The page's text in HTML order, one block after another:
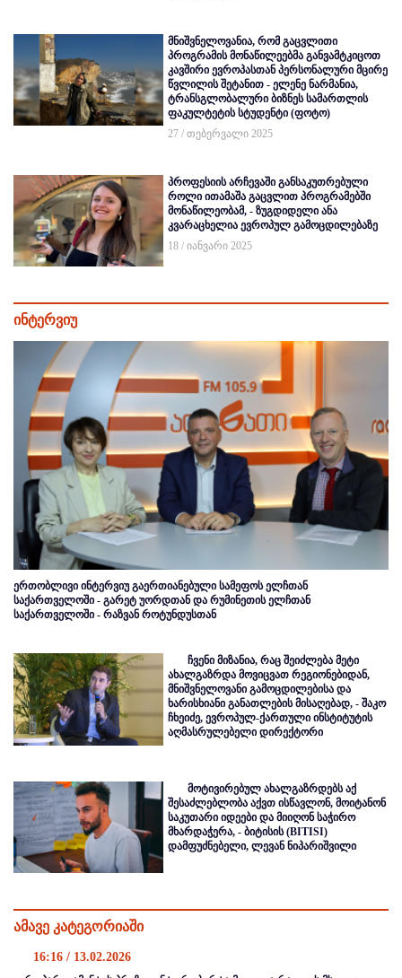
მნიშვნელოვანია, რომ გაცვლითი
პროგრამის მონაწილეებმა განვამტკიცოთ
კავშირი ევროპასთან პერსონალური მცირე
წვლილის შეტანით - ელენე ნარმანია,
ტრანსგლობალური ბიზნეს სამართლის
ფაკულტეტის სტუდენტი (ფოტო)
27 / თებერვალი 2025
პროფესიის არჩევაში განსაკუთრებული
როლი ითამაშა გაცვლით პროგრამებში
მონაწილეობამ, - ზუგდიდელი ანა
კვარაცხელია ევროპულ გამოცდილებაზე
18 / იანვარი 2025
ინტერვიუ
ერთობლივი ინტერვიუ გაერთიანებული სამეფოს ელჩთან
საქართველოში - გარეტ უორდთან და რუმინეთის ელჩთან
საქართველოში - რაზვან როტუნდუსთან
ჩვენი მიზანია, რაც შეიძლება მეტი
ახალგაზრდა მოვიცვათ რეგიონებიდან,
მნიშვნელოვანი გამოცდილებისა და
ხარისხიანი განათლების მისაღებად, - შაკო
ჩხეიძე, ევროპულ-ქართული ინსტიტუტის
აღმასრულებელი დირექტორი
მოტივირებულ ახალგაზრდებს აქ
შესაძლებლობა აქვთ ისწავლონ, მოიტანონ
საკუთარი იდეები და მიიღონ საჭირო
მხარდაჭერა, - ბიტისის (BITISI)
დამფუძნებელი, ლევან ნიპარიშვილი
ამავე კატეგორიაში
16:16 / 13.02.2026